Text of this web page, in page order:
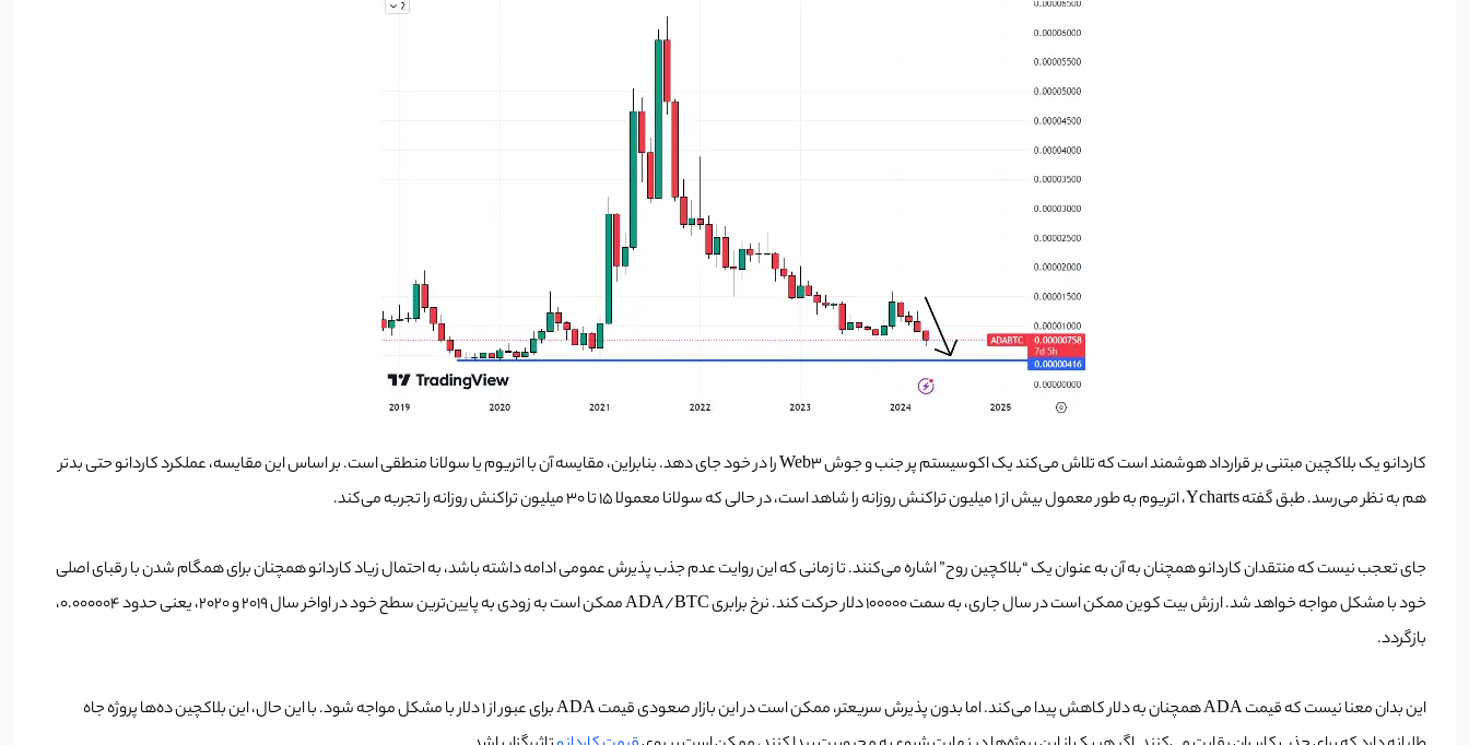
کاردانو یک بلاکچین مبتنی بر قرارداد هوشمند است که تلاش می‌کند یک اکوسیستم پر جنب و جوش Web3 را در خود جای دهد. بنابراین، مقایسه آن با اتریوم یا سولانا منطقی است. بر اساس این مقایسه، عملکرد کاردانو حتی بدتر
هم به نظر می‌رسد. طبق گفته Ycharts، اتریوم به طور معمول بیش از 1 میلیون تراکنش روزانه را شاهد است، در حالی که سولانا معمولا 15 تا 30 میلیون تراکنش روزانه را تجربه می‌کند.
جای تعجب نیست که منتقدان کاردانو همچنان به آن به عنوان یک “بلاکچین روح” اشاره می‌کنند. تا زمانی که این روایت عدم جذب پذیرش عمومی ادامه داشته باشد، به احتمال زیاد کاردانو همچنان برای همگام شدن با رقبای اصلی
خود با مشکل مواجه خواهد شد. ارزش بیت کوین ممکن است در سال جاری، به سمت 100000 دلار حرکت کند. نرخ برابری ADA/BTC ممکن است به زودی به پایین‌ترین سطح خود در اواخر سال 2019 و 2020، یعنی حدود 0.000004،
بازگردد.
این بدان معنا نیست که قیمت ADA همچنان به دلار کاهش پیدا می‌کند. اما بدون پذیرش سریعتر، ممکن است در این بازار صعودی قیمت ADA برای عبور از 1 دلار با مشکل مواجه شود. با این حال، این بلاکچین ده‌ها پروژه جاه